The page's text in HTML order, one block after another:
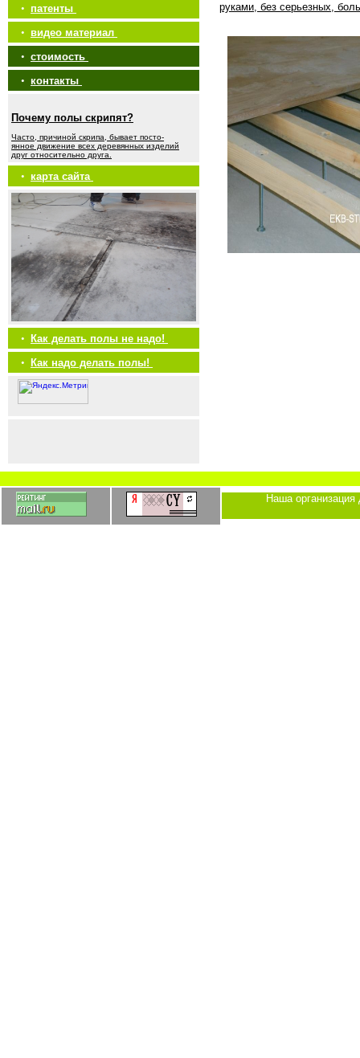
• патенты
• видео материал
• стоимость
• контакты
Почему полы скрипят?
Часто, причиной скрипа, бывает посто-
янное движение всех деревянных изделий
друг относительно друга.
• карта сайта
•
Как делать полы не надо!
•
Как надо делать полы!
руками, без серьезных,
Наша